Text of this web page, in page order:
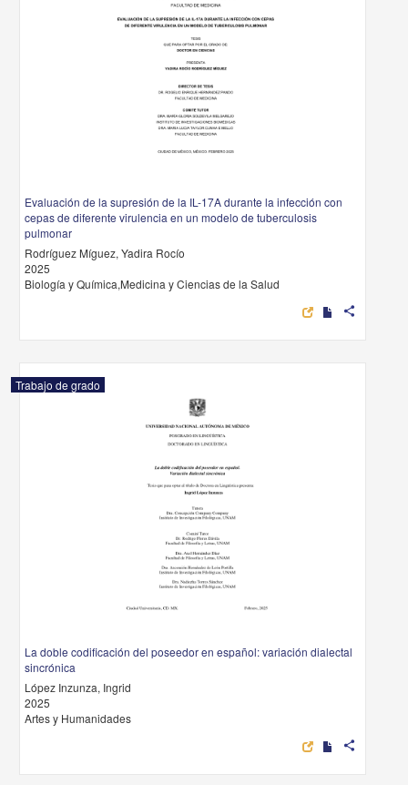
Evaluación de la supresión de la IL-17A durante la infección con
cepas de diferente virulencia en un modelo de tuberculosis
pulmonar
Rodríguez Míguez, Yadira Rocío
2025
Biología y Química,Medicina y Ciencias de la Salud
share
Trabajo de grado
La doble codificación del poseedor en español: variación dialectal
sincrónica
López Inzunza, Ingrid
2025
Artes y Humanidades
share